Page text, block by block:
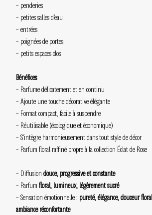
– penderies
– petites salles d’eau
– entrées
– poignées de portes
– petits espaces clos
Bénéfices
– Parfume délicatement et en continu
– Ajoute une touche décorative élégante
– Format compact, facile à suspendre
– Réutilisable (écologique et économique)
– S’intègre harmonieusement dans tout style de décor
– Parfum floral raffiné propre à la collection Éclat de Rose
– Diffusion douce, progressive et constante
– Parfum floral, lumineux, légèrement sucré
– Sensation émotionnelle : pureté, élégance, douceur
ambiance réconfortante